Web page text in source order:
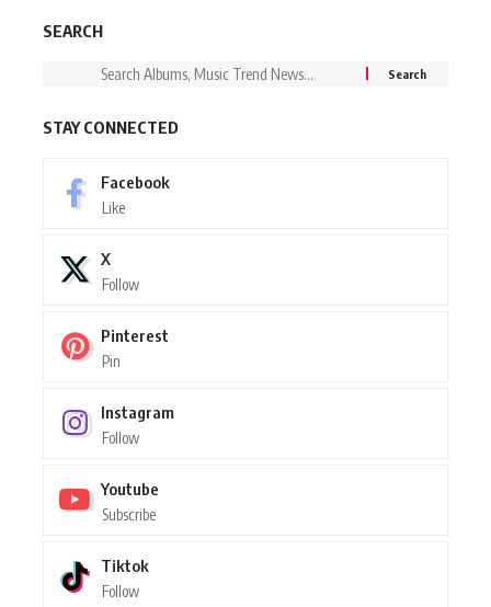
SEARCH
STAY CONNECTED
Facebook
Like
X
Follow
Pinterest
Pin
Instagram
Follow
Youtube
Subscribe
Tiktok
Follow